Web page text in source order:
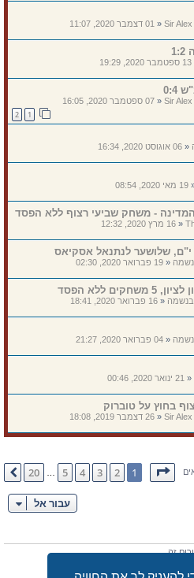
Sir
«01 דצמבר 2020, 11:07
13 ספטמבר 2020, 19:29
Sir
«07 ספטמבר 2020, 16:05
2
«06 אוגוסט 2020, 16:34
19 מאי 2020, 08:54
המדינה - משחק שביעי רצוף ללא הפסד
«16 מרץ 2020, 12:32
«19 פברואר 2020, 02:30
בנשמה«16 פברואר 2020, 18:41
«04 פברואר 2020, 21:27
21 ינואר 2020, 00:46
Sir
«26 דצמבר 2019, 18:08
מתוך20
1
2
3
4
5
…
20 הבא
עבור אל
זה
זה